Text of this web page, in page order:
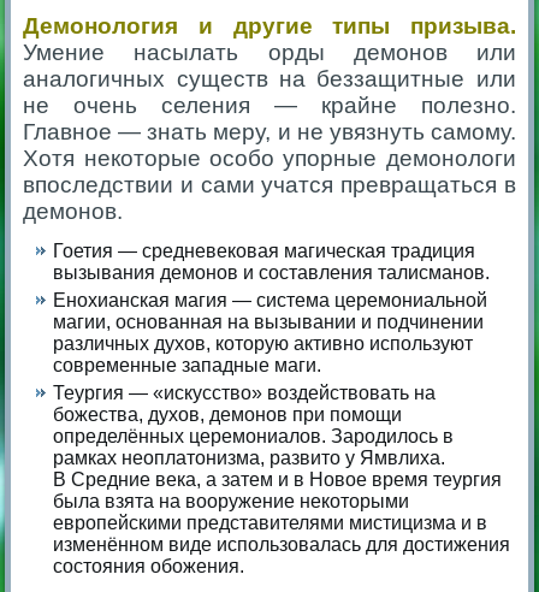
Демонология и другие типы призыва.
Умение насылать орды демонов или
аналогичных существ на беззащитные или
не очень селения — крайне полезно.
Главное — знать меру, и не увязнуть самому.
Хотя некоторые особо упорные демонологи
впоследствии и сами учатся превращаться в
демонов.
Гоетия — средневековая магическая традиция
вызывания демонов и составления талисманов.
Енохианская магия — система церемониальной
магии, основанная на вызывании и подчинении
различных духов, которую активно используют
современные западные маги.
Теургия — «искусство» воздействовать на
божества, духов, демонов при помощи
определённых церемониалов. Зародилось в
рамках неоплатонизма, развито у Ямвлиха.
В Средние века, а затем и в Новое время теургия
была взята на вооружение некоторыми
европейскими представителями мистицизма и в
изменённом виде использовалась для достижения
состояния обожения.